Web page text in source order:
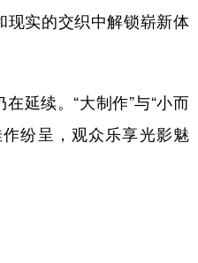
现实的交织中解锁崭新体
续。“大制作”与“小而
纷呈，观众乐享光影魅